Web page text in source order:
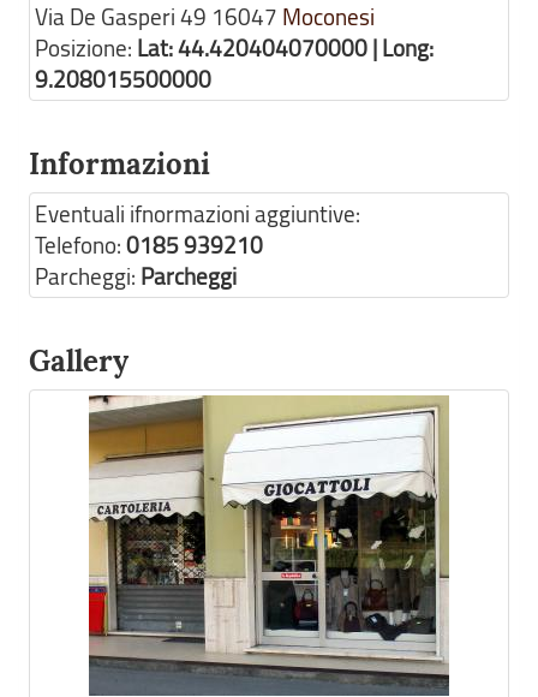
Via De Gasperi 49 16047 Moconesi
Posizione: Lat: 44.420404070000 | Long:
9.208015500000
Informazioni
Eventuali ifnormazioni aggiuntive:
Telefono:0185 939210
Parcheggi: Parcheggi
Gallery